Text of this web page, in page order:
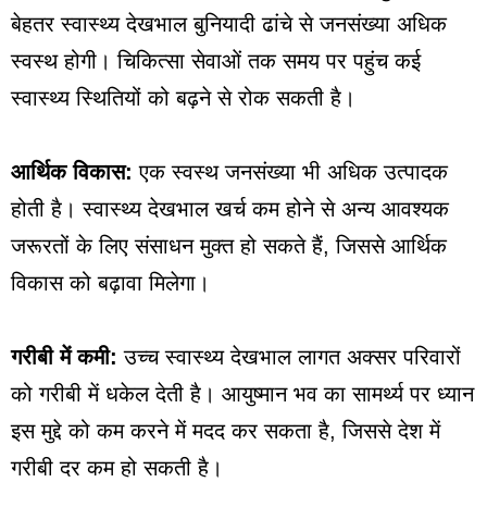
बेहतर स्वास्थ्य देखभाल बुनियादी ढांचे से जनसंख्या अधिक
स्वस्थ होगी। चिकित्सा सेवाओं तक समय पर पहुंच कई
स्वास्थ्य स्थितियों को बढ़ने से रोक सकती है।
आर्थिक विकास: एक स्वस्थ जनसंख्या भी अधिक उत्पादक
होती है। स्वास्थ्य देखभाल खर्च कम होने से अन्य आवश्यक
जरूरतों के लिए संसाधन मुक्त हो सकते हैं, जिससे आर्थिक
विकास को बढ़ावा मिलेगा।
गरीबी में कमी: उच्च स्वास्थ्य देखभाल लागत अक्सर परिवारों
को गरीबी में धकेल देती है। आयुष्मान भव का सामर्थ्य पर ध्यान
इस मुद्दे को कम करने में मदद कर सकता है, जिससे देश में
गरीबी दर कम हो सकती है।